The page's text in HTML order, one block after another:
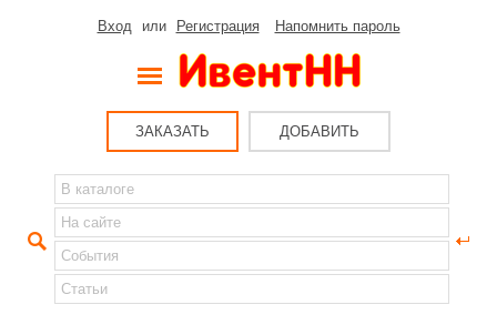
Вход или Регистрация Напомнить пароль
ЗАКАЗАТЬ ДОБАВИТЬ